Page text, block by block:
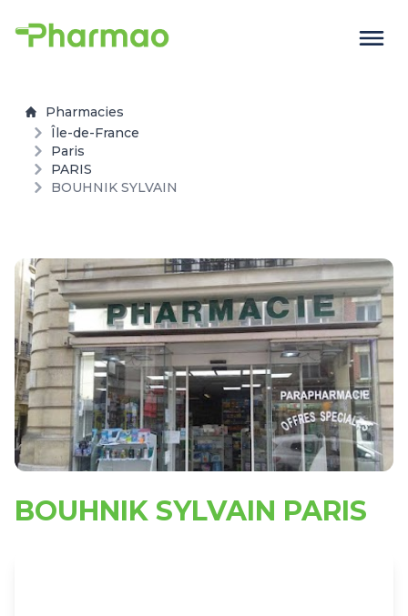
Pharmacies
Île-de-France
Paris
PARIS
BOUHNIK SYLVAIN
BOUHNIK SYLVAIN PARIS